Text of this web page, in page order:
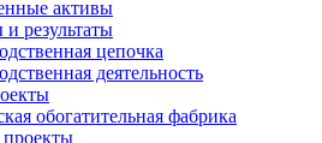
активы
результаты
цепочка
деятельность
обогатительная фабрика